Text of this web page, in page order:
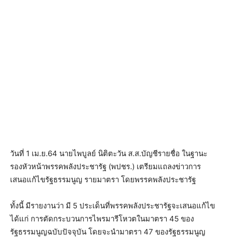
วันที่ 1 เม.ย.64 นายไพบูลย์ นิติตะวัน ส.ส.บัญชีรายชื่อ ในฐานะ
รองหัวหน้าพรรคพลังประชารัฐ (พปชร.) เตรียมแถลงข่าวการ
เสนอแก้ไขรัฐธรรมนูญ รายมาตรา โดยพรรคพลังประชารัฐ
ทั้งนี้ มีรายงานว่า มี 5 ประเด็นที่พรรคพลังประชารัฐจะเสนอแก้ไข
ได้แก่ การตัดกระบวนการไพรมารีโหวตในมาตรา 45 ของ
รัฐธรรมนูญฉบับปัจจุบัน โดยจะนำมาตรา 47 ของรัฐธรรมนูญ